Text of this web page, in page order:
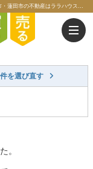
埼玉県 さいたま市大宮区三橋 バルコニー ｜大宮・さいたま市・上尾市・蓮田市の不動産はララハウス大宮支店
を選び直す
。